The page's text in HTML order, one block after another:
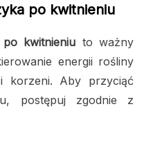
po kwitnieniu
kwitnieniu to ważny
energii rośliny
korzeni. Aby przyciąć
postępuj zgodnie z